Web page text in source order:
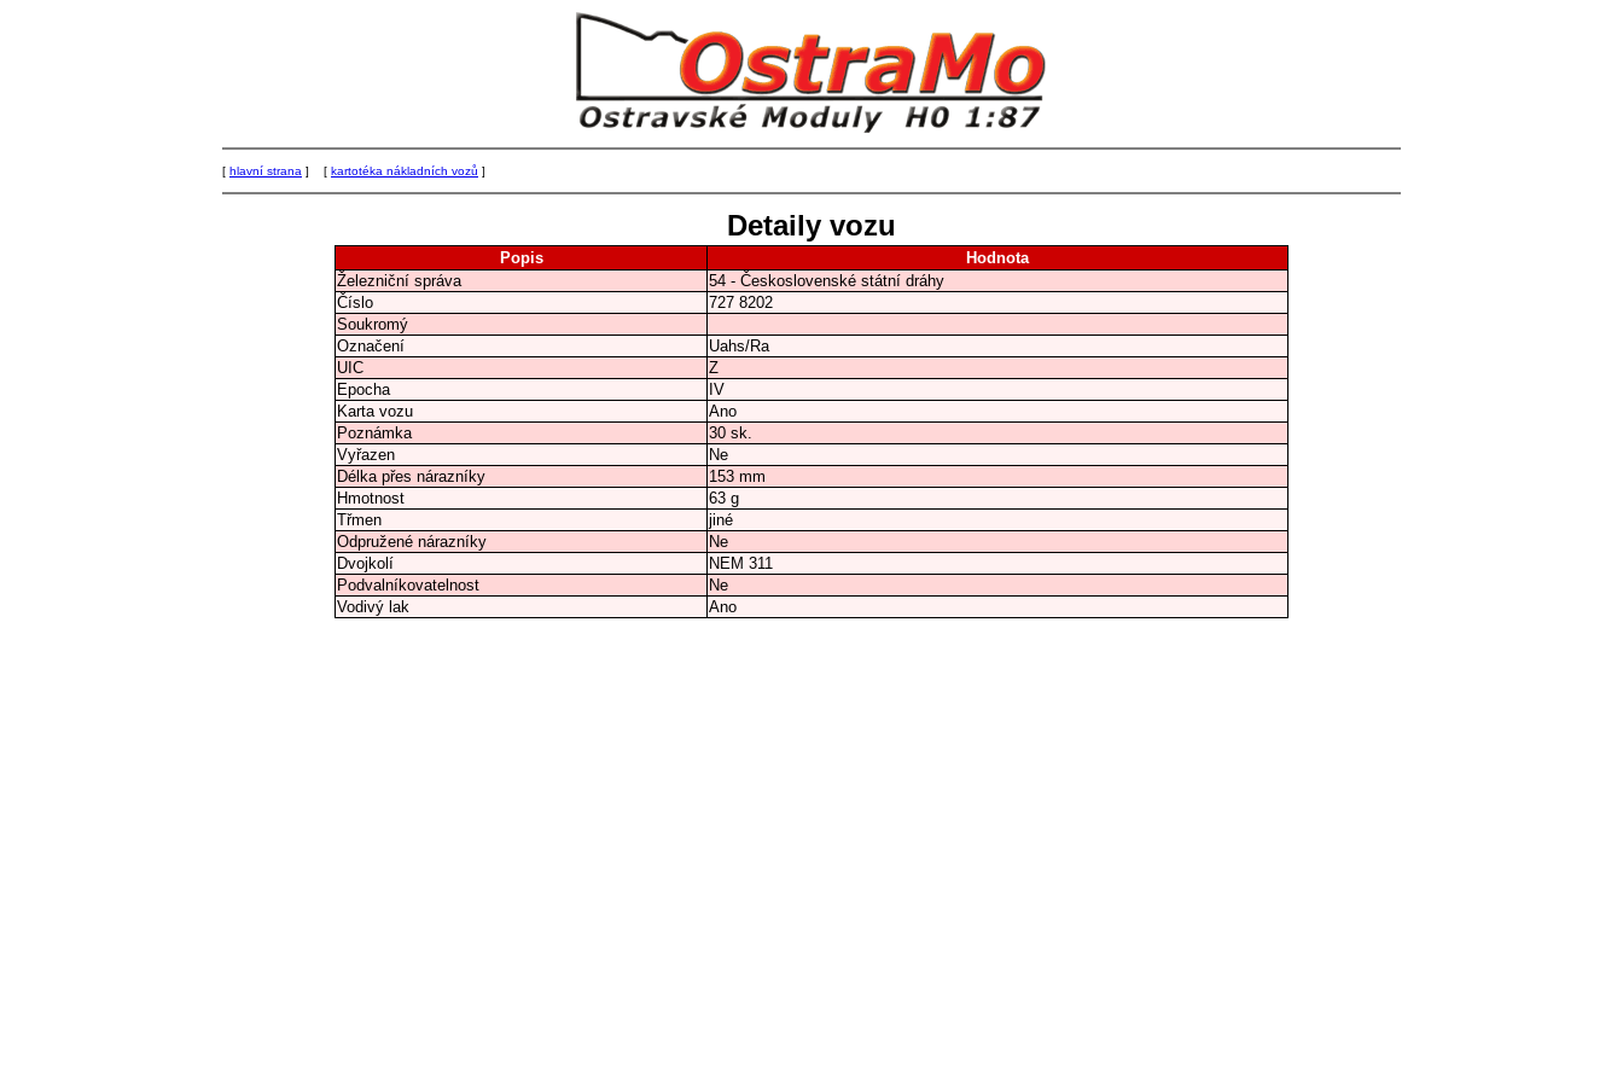
[ hlavní strana ] [ kartotéka nákladních vozů ]
Detaily vozu
Popis
Hodnota
Železniční správa
54 - Československé státní dráhy
Číslo
727 8202
Soukromý
Označení
Uahs/Ra
UIC
Z
Epocha
IV
Karta vozu
Ano
Poznámka
30 sk.
Vyřazen
Ne
Délka přes nárazníky
153 mm
Hmotnost
63 g
Třmen
jiné
Odpružené nárazníky
Ne
Dvojkolí
NEM 311
Podvalníkovatelnost
Ne
Vodivý lak
Ano